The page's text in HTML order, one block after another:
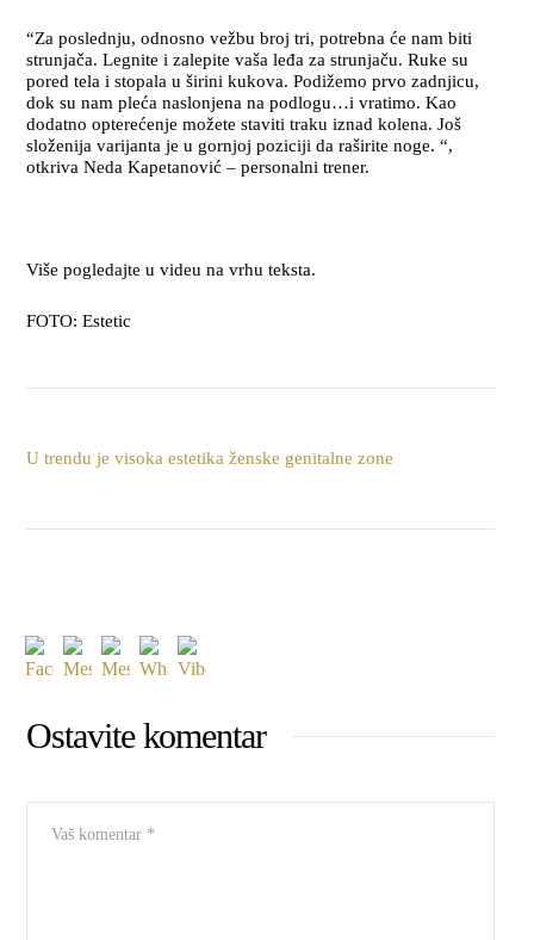
“Za poslednju, odnosno vežbu broj tri, potrebna će nam biti
strunjača. Legnite i zalepite vaša leđa za strunjaču. Ruke su
pored tela i stopala u širini kukova. Podižemo prvo zadnjicu,
dok su nam pleća naslonjena na podlogu…i vratimo. Kao
dodatno opterećenje možete staviti traku iznad kolena. Još
složenija varijanta je u gornjoj poziciji da raširite noge. “,
otkriva Neda Kapetanović – personalni trener.
Više pogledajte u videu na vrhu teksta.
FOTO: Estetic
U trendu je visoka estetika ženske genitalne zone
Ostavite komentar